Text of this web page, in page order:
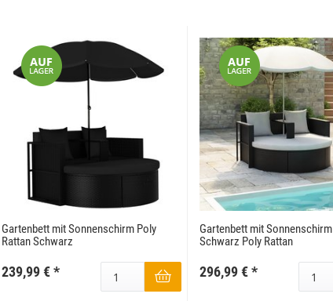
Gartenbett mit Sonnenschirm Poly
Rattan Schwarz
239,99 €*
Gartenbett mit Sonnenschirm
Schwarz Poly Rattan
296,99 €*